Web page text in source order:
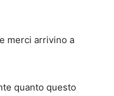
merci arrivino a
quanto questo